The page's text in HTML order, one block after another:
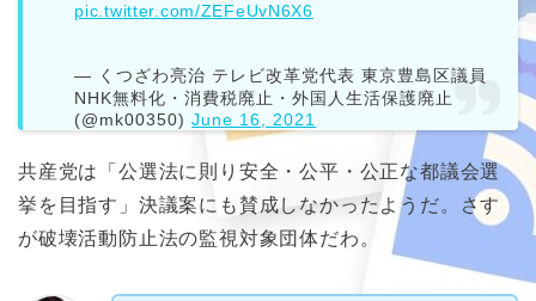
pic.twitter.com/ZEFeUvN6X6
— くつざわ亮治 テレビ改革党代表 東京豊島区議員
NHK無料化・消費税廃止・外国人生活保護廃止
(@mk00350)June 16, 2021
共産党は「公選法に則り安全・公平・公正な都議会選
挙を目指す」決議案にも賛成しなかったようだ。さす
が破壊活動防止法の監視対象団体だわ。